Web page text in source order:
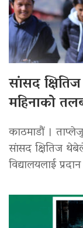
सांसद
महिनाको
काठमाडौं ।
सांसद क्षितिज
विद्यालयलाई प्रदान